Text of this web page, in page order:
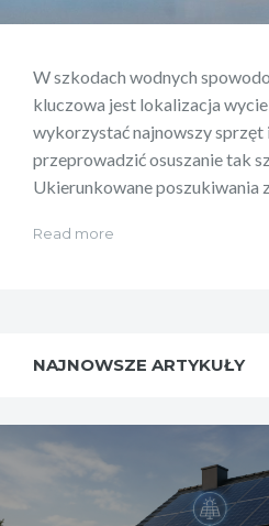
W szkodach wodnych
kluczowa jest lokalizacja
wykorzystać najnowszy sprzęt
przeprowadzić osuszanie tak
Ukierunkowane poszukiwania
Read more
NAJNOWSZE ARTYKUŁY